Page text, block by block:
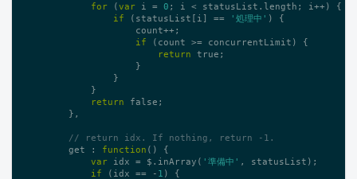
for (var i = 0 ; i < statusList.length; i++) {
if (statusList[i] == '処理中' ) {
                    count++;
if (count >= concurrentLimit) {
return
true ;
                    }
                }
            }
return
false ;
        },
// return idx. If nothing, return -1.
        get :
function ()
{
var idx = $.inArray( '準備中' , statusList);
if (idx == - 1 ) {